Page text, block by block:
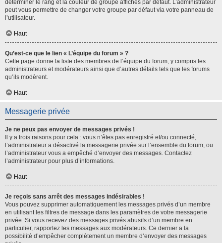
déterminer le rang et la couleur de groupe affichés par défaut. L’administrateur
peut vous permettre de changer votre groupe par défaut via votre panneau de
l’utilisateur.
Haut
Qu’est-ce que le lien « L’équipe du forum » ?
Cette page donne la liste des membres de l’équipe du forum, y compris les
administrateurs et modérateurs ainsi que d’autres détails tels que les forums
qu’ils modèrent.
Haut
Messagerie privée
Je ne peux pas envoyer de messages privés !
Il y a trois raisons pour cela : vous n’êtes pas enregistré et/ou connecté,
l’administrateur a désactivé la messagerie privée sur l’ensemble du forum, ou
l’administrateur vous a empêché d’envoyer des messages. Contactez
l’administrateur pour plus d’informations.
Haut
Je reçois sans arrêt des messages indésirables !
Vous pouvez supprimer automatiquement les messages privés d’un membre
en utilisant les filtres de message dans les paramètres de votre messagerie
privée. Si vous recevez des messages privés abusifs d’un membre en
particulier, rapportez les messages aux modérateurs. Ce dernier a la
possibilité d’empêcher complètement un membre d’envoyer des messages